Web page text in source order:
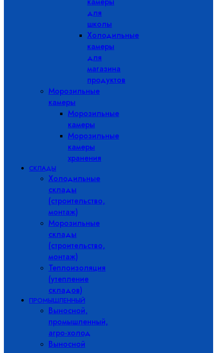
для
школы
Холодильные
камеры
для
магазина
продуктов
Морозильные
камеры
Морозильные
камеры
Морозильные
камеры
хранения
СКЛАДЫ
Холодильные
склады
(строительство,
монтаж)
Морозильные
склады
(строительство,
монтаж)
Теплоизоляция
(утепление
складов)
ПРОМЫШЛЕННЫЙ
Выносной,
промышленный,
агро-холод
Выносной